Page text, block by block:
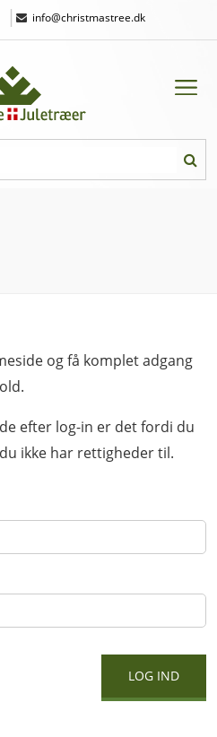
| info@christmastree.dk
og få komplet adgang
efter log-in er det fordi du
ikke har rettigheder til.